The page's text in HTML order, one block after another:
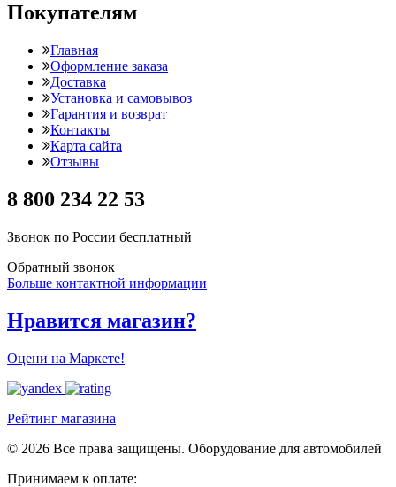
Покупателям
Главная
Оформление заказа
Доставка
Установка и самовывоз
Гарантия и возврат
Контакты
Карта сайта
Отзывы
8 800 234 22 53
Звонок по России бесплатный
Обратный звонок
Больше контактной информации
Нравится магазин?
Оцени на Маркете!
Рейтинг магазина
© 2026 Все права защищены. Оборудование для автомобилей
Принимаем к оплате: